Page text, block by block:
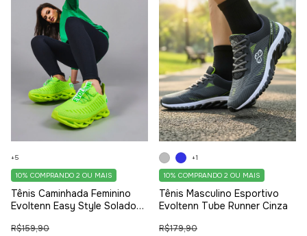
Tênis Caminhada Feminino
Evoltenn Easy Style Solado
R$159,90
10% COMPRANDO 2 OU MAIS
+5
Tênis Masculino Esportivo
Evoltenn Tube Runner Cinza
R$179,90
10% COMPRANDO 2 OU MAIS
+1